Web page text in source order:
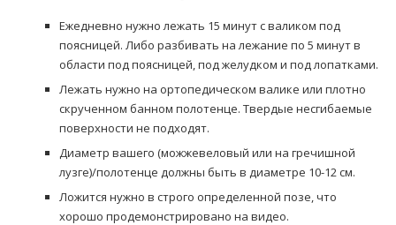
Ежедневно нужно лежать 15 минут с валиком под
поясницей. Либо разбивать на лежание по 5 минут в
области под поясницей, под желудком и под лопатками.
Лежать нужно на ортопедическом валике или плотно
скрученном банном полотенце. Твердые несгибаемые
поверхности не подходят.
Диаметр вашего (можжевеловый или на гречишной
лузге)/полотенце должны быть в диаметре 10-12 см.
Ложится нужно в строго определенной позе, что
хорошо продемонстрировано на видео.